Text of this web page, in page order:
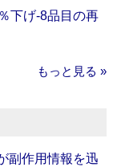
下げ‐8品目の再
もっと見る »
副作用情報を迅